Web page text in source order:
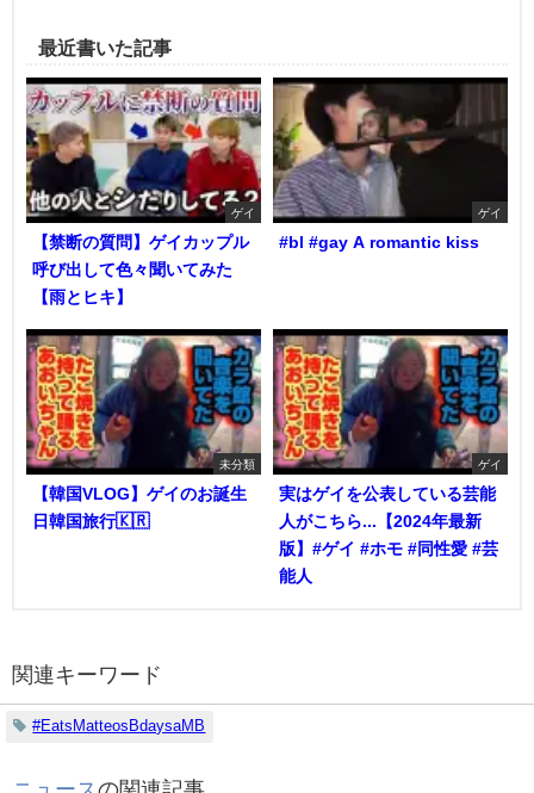
最近書いた記事
ゲイ
【禁断の質問】ゲイカップル
呼び出して色々聞いてみた
【雨とヒキ】
ゲイ
#bl #gay A romantic kiss
未分類
【韓国VLOG】ゲイのお誕生
日韓国旅行🇰🇷
ゲイ
実はゲイを公表している芸能
人がこちら...【2024年最新
版】#ゲイ #ホモ #同性愛 #芸
能人
関連キーワード
#EatsMatteosBdaysaMB